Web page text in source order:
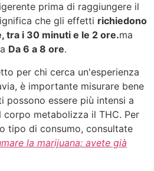
prima di raggiungere il
che gli effetti richiedono
tra i 30 minuti e le 2 ore.ma
Da 6 a 8 ore.
per chi cerca un'esperienza
è importante misurare bene
possono essere più intensi a
metabolizza il THC. Per
tipo di consumo, consultate
la marijuana: avete già